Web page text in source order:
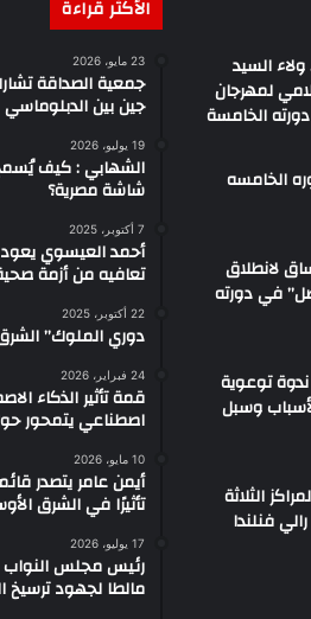
ولاء السيد
لمهرجان
الخامسة
الخامسه
لانطلاق
في دورته
توعوية
وسبل
الثلاثة
الأكثر قراءة
23 مايو، 2026
جمعية الصداقة
جين بين الدبلوماسي
19 يوليو، 2026
الشهابي : كيف
شاشة مصرية؟
7 أكتوبر، 2025
أحمد العيسوي
تعافيه من أزمة
22 أكتوبر، 2025
دوري الملوك”
24 فبراير، 2026
اصطناعي يتمحور
10 مايو، 2026
أيمن عامر يتصدر
تأثيرًا في الشرق الأوسط
17 يوليو، 2026
رئيس مجلس النواب
مالطا لجهود ترسيخ